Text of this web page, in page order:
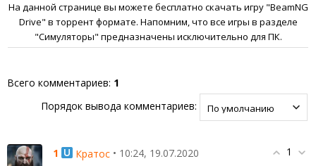
На данной странице вы можете бесплатно скачать игру "BeamNG
Drive" в торрент формате. Напомним, что все игры в разделе
"Симуляторы" предназначены исключительно для ПК.
Всего комментариев: 1
Порядок вывода комментариев:
1
1 Кратос • 10:24, 19.07.2020